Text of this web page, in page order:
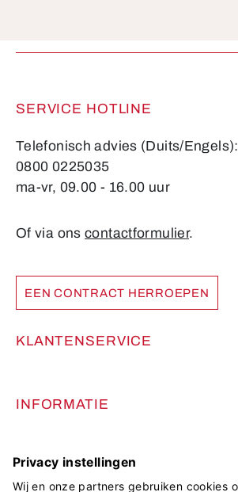
SERVICE HOTLINE
Telefonisch advies (Duits/Engels):
0800 0225035
ma-vr, 09.00 - 16.00 uur
Of via onscontactformulier.
EEN CONTRACT HERROEPEN
KLANTENSERVICE
INFORMATIE
VOLG ONS